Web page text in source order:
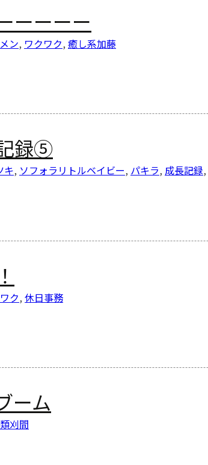
ーーーー
ン, ワクワク, 癒し系加藤
録⑤
キ, ソフォラリトルベイビー, パキラ, 成長記録,
ク, 休日事務
ーム
刈間